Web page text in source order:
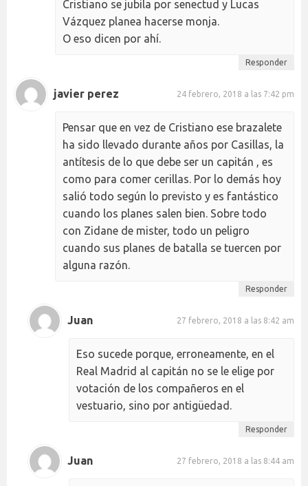
Cristiano se jubila por senectud y Lucas
Vázquez planea hacerse monja.
O eso dicen por ahí.
Responder
javier perez 24 febrero, 2018 a las 7:42 pm
Pensar que en vez de Cristiano ese brazalete
ha sido llevado durante años por Casillas, la
antítesis de lo que debe ser un capitán , es
como para comer cerillas. Por lo demás hoy
salió todo según lo previsto y es fantástico
cuando los planes salen bien. Sobre todo
con Zidane de mister, todo un peligro
cuando sus planes de batalla se tuercen por
alguna razón.
Responder
Juan 27 febrero, 2018 a las 8:42 am
Eso sucede porque, erroneamente, en el
Real Madrid al capitán no se le elige por
votación de los compañeros en el
vestuario, sino por antigüedad.
Responder
Juan 27 febrero, 2018 a las 8:44 am